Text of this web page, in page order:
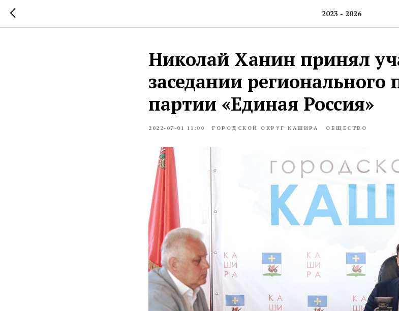
2023 - 2026
Николай Ханин принял
заседании регионального
партии «Единая Россия»
2022-07-01 11:00 ГОРОДСКОЙ ОКРУГ КАШИРА ОБЩЕСТВО